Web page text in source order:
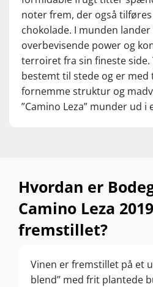
noter frem, der også
chokolade. I munden
overbevisende power og
terroiret fra sin fineste side.
bestemt til stede og er med
fornemme struktur og
”Camino Leza” munder ud i
udblæsning. Drik nu, eller
Hvordan er
Camino Leza
fremstillet?
Vinen er fremstillet på et
blend” med frit plantede